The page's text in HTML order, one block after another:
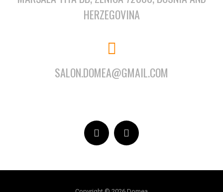
HERZEGOVINA
SALON.DOMEA@GMAIL.COM